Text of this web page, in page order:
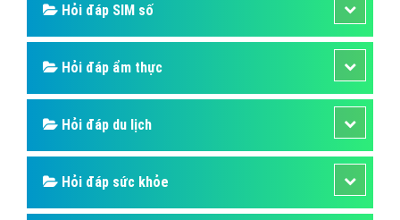
Hỏi đáp SIM số
Hỏi đáp ẩm thực
Hỏi đáp du lịch
Hỏi đáp sức khỏe